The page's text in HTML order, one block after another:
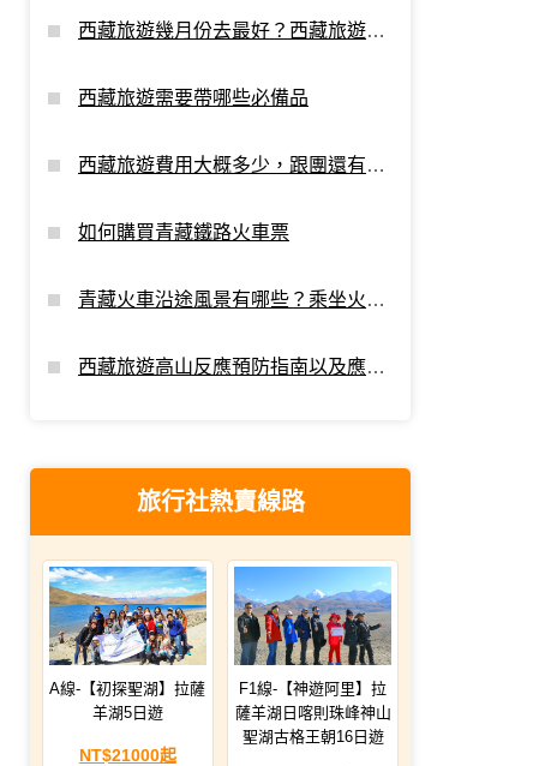
西藏旅遊幾月份去最好？西藏旅遊最
西藏旅遊需要帶哪些必備品
西藏旅遊費用大概多少，跟團還有額
如何購買青藏鐵路火車票
青藏火車沿途風景有哪些？乘坐火車
西藏旅遊高山反應預防指南以及應對
旅行社熱賣線路
A線-【初探聖湖】拉薩
羊湖5日遊
NT$21000起
F1線-【神遊阿里】拉
薩羊湖日喀則珠峰神山
聖湖古格王朝16日遊